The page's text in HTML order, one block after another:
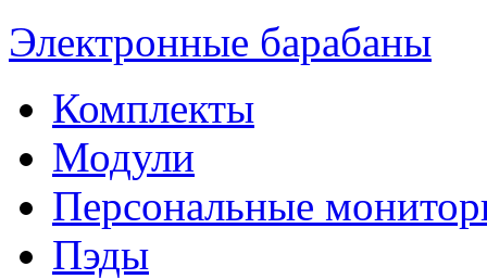
Электронные барабаны
Комплекты
Модули
Персональные
Пэды